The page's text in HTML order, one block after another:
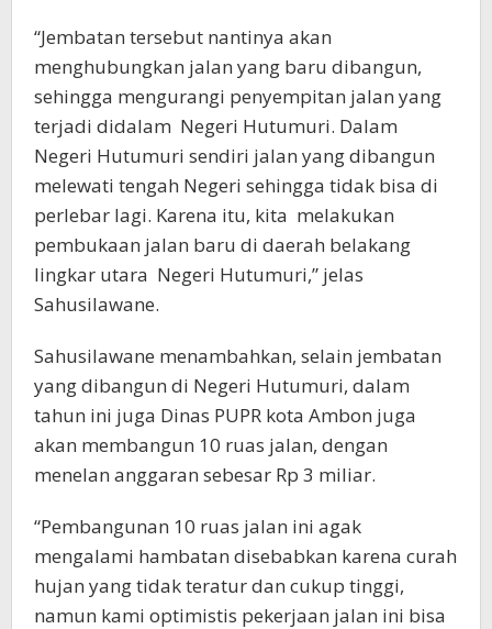
“Jembatan tersebut nantinya akan
menghubungkan jalan yang baru dibangun,
sehingga mengurangi penyempitan jalan yang
terjadi didalam Negeri Hutumuri. Dalam
Negeri Hutumuri sendiri jalan yang dibangun
melewati tengah Negeri sehingga tidak bisa di
perlebar lagi. Karena itu, kita melakukan
pembukaan jalan baru di daerah belakang
lingkar utara Negeri Hutumuri,” jelas
Sahusilawane.
Sahusilawane menambahkan, selain jembatan
yang dibangun di Negeri Hutumuri, dalam
tahun ini juga Dinas PUPR kota Ambon juga
akan membangun 10 ruas jalan, dengan
menelan anggaran sebesar Rp 3 miliar.
“Pembangunan 10 ruas jalan ini agak
mengalami hambatan disebabkan karena curah
hujan yang tidak teratur dan cukup tinggi,
namun kami optimistis pekerjaan jalan ini bisa